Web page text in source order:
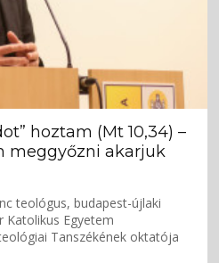
hoztam (Mt 10,34) –
meggyőzni akarjuk
teológus, budapest-újlaki
Katolikus Egyetem
Tanszékének oktatója